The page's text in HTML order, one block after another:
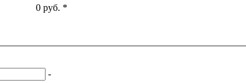
0 руб. *
-